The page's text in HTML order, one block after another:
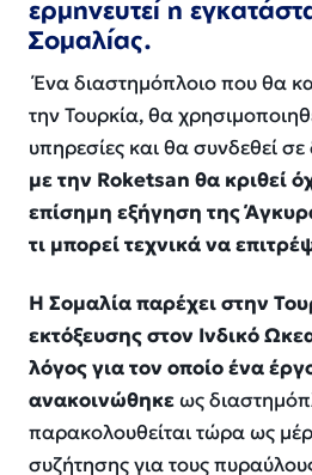
ερμηνευτεί η
Σομαλίας.
Ένα διαστημόπλοιο που θα
την Τουρκία, θα
υπηρεσίες και θα συνδεθεί
με την Roketsan θα κριθεί
επίσημη εξήγηση της
τι μπορεί τεχνικά να
Η Σομαλία παρέχει στην
εκτόξευσης στον Ινδικό
λόγος για τον οποίο ένα
ανακοινώθηκεως
παρακολουθείται τώρα ως
συζήτησης για τους